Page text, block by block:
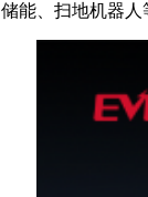
储能、扫地机器人